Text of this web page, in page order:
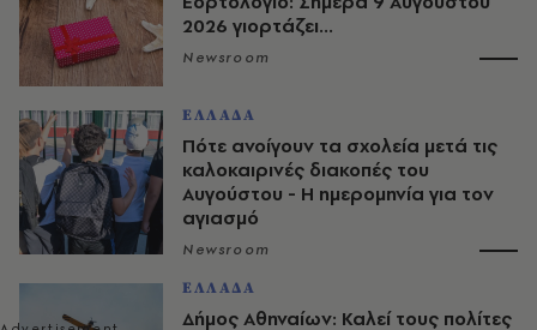
2026 γιορτάζει...
Newsroom
ΕΛΛΑΔΑ
Πότε ανοίγουν τα σχολεία μετά τις
καλοκαιρινές διακοπές του
Αυγούστου - Η ημερομηνία για τον
αγιασμό
Newsroom
ΕΛΛΑΔΑ
Δήμος Αθηναίων: Καλεί τους πολίτες